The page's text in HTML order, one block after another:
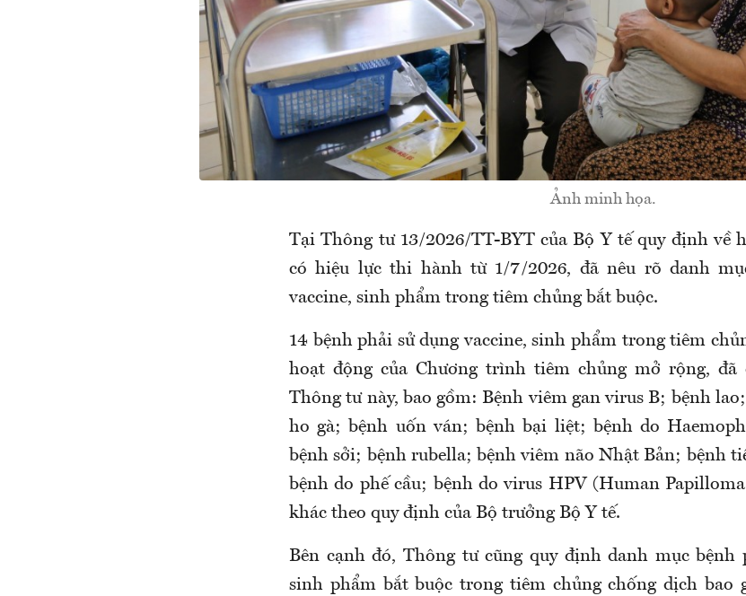
Ảnh minh họa.
Tại Thông tư 13/2026/TT-BYT của Bộ Y tế quy định về
có hiệu lực thi hành từ 1/7/2026, đã nêu rõ danh
vaccine, sinh phẩm trong tiêm chủng bắt buộc.
14 bệnh phải sử dụng vaccine, sinh phẩm trong tiêm
hoạt động của Chương trình tiêm chủng mở rộng,
Thông tư này, bao gồm: Bệnh viêm gan virus B; bệnh
ho gà; bệnh uốn ván; bệnh bại liệt; bệnh do
bệnh sởi; bệnh rubella; bệnh viêm não Nhật Bản; bệnh
bệnh do phế cầu; bệnh do virus HPV (Human
khác theo quy định của Bộ trưởng Bộ Y tế.
Bên cạnh đó, Thông tư cũng quy định danh mục bệnh
sinh phẩm bắt buộc trong tiêm chủng chống dịch bao